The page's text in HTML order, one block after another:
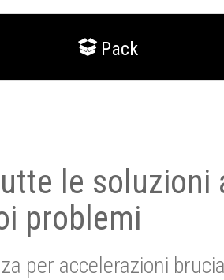
Pack
le soluzioni
problemi
per accelerazioni